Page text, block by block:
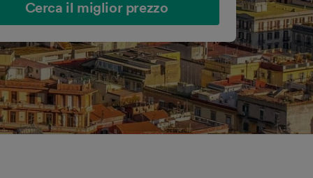
Cerca il miglior prezzo